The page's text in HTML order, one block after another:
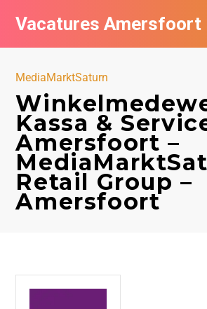
Vacatures Amersfoort
MediaMarktSaturn
Kassa &
Amersfoort –
Retail Group –
Amersfoort
Vacatures per bedrijf
Nieuwsbrief feed